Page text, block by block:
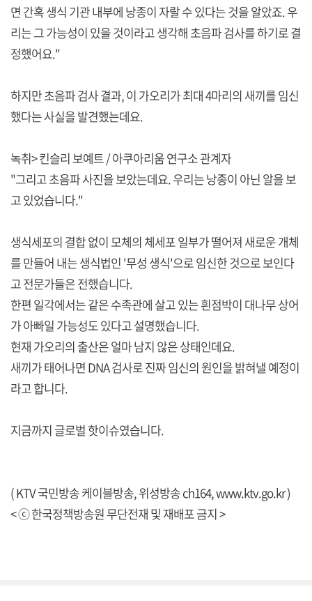
면 간혹 생식 기관 내부에 낭종이 자랄 수 있다는 것을 알았죠. 우
리는 그 가능성이 있을 것이라고 생각해 초음파 검사를 하기로 결
정했어요."
하지만 초음파 검사 결과, 이 가오리가 최대 4마리의 새끼를 임신
했다는 사실을 발견했는데요.
녹취> 킨슬리 보예트 / 아쿠아리움 연구소 관계자
"그리고 초음파 사진을 보았는데요. 우리는 낭종이 아닌 알을 보
고 있었습니다."
생식세포의 결합 없이 모체의 체세포 일부가 떨어져 새로운 개체
를 만들어 내는 생식법인 '무성 생식'으로 임신한 것으로 보인다
고 전문가들은 전했습니다.
한편 일각에서는 같은 수족관에 살고 있는 흰점박이 대나무 상어
가 아빠일 가능성도 있다고 설명했습니다.
현재 가오리의 출산은 얼마 남지 않은 상태인데요.
새끼가 태어나면 DNA 검사로 진짜 임신의 원인을 밝혀낼 예정이
라고 합니다.
지금까지 글로벌 핫이슈였습니다.
( KTV 국민방송 케이블방송, 위성방송 ch164,www.ktv.go.kr)
< ⓒ 한국정책방송원 무단전재 및 재배포 금지 >